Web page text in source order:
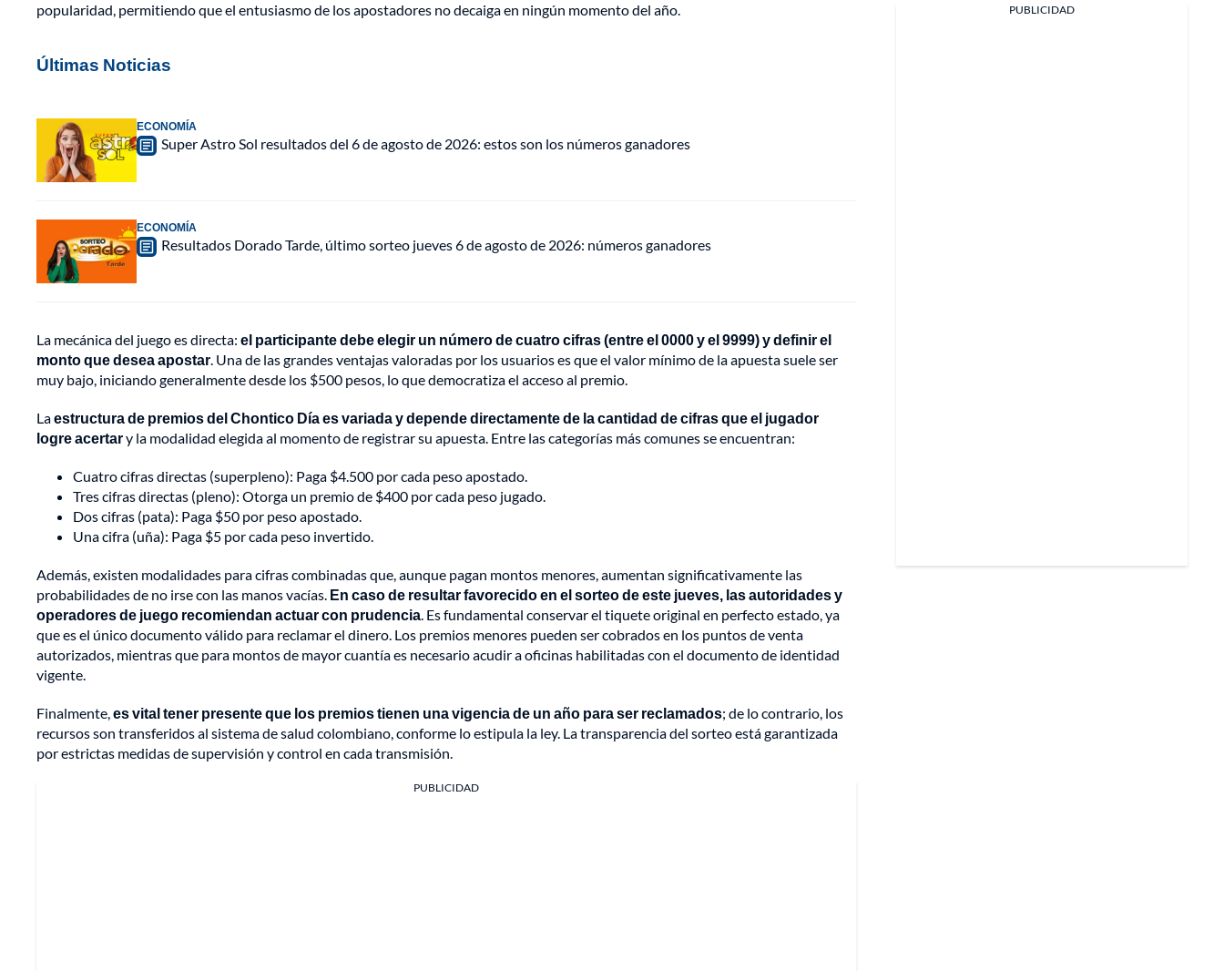
popularidad, permitiendo que el entusiasmo de los apostadores no decaiga en ningún momento del año.
Últimas Noticias
ECONOMÍA
Super Astro Sol resultados del 6 de agosto de 2026: estos son los números ganadores
ECONOMÍA
Resultados Dorado Tarde, último sorteo jueves 6 de agosto de 2026: números ganadores
La mecánica del juego es directa: el participante debe elegir un número de cuatro cifras (entre el 0000 y el 9999) y definir el
monto que desea apostar. Una de las grandes ventajas valoradas por los usuarios es que el valor mínimo de la apuesta suele ser
muy bajo, iniciando generalmente desde los $500 pesos, lo que democratiza el acceso al premio.
Laestructura de premios del Chontico Día es variada y depende directamente de la cantidad de cifras que el jugador
logre acertary la modalidad elegida al momento de registrar su apuesta. Entre las categorías más comunes se encuentran:
Cuatro cifras directas (superpleno): Paga $4.500 por cada peso apostado.
Tres cifras directas (pleno): Otorga un premio de $400 por cada peso jugado.
Dos cifras (pata): Paga $50 por peso apostado.
Una cifra (uña): Paga $5 por cada peso invertido.
Además, existen modalidades para cifras combinadas que, aunque pagan montos menores, aumentan significativamente las
probabilidades de no irse con las manos vacías. En caso de resultar favorecido en el sorteo de este jueves, las autoridades y
operadores de juego recomiendan actuar con prudencia. Es fundamental conservar el tiquete original en perfecto estado, ya
que es el único documento válido para reclamar el dinero. Los premios menores pueden ser cobrados en los puntos de venta
autorizados, mientras que para montos de mayor cuantía es necesario acudir a oficinas habilitadas con el documento de identidad
vigente.
Finalmente,es vital tener presente que los premios tienen una vigencia de un año para ser reclamados; de lo contrario, los
recursos son transferidos al sistema de salud colombiano, conforme lo estipula la ley. La transparencia del sorteo está garantizada
por estrictas medidas de supervisión y control en cada transmisión.
PUBLICIDAD
PUBLICIDAD